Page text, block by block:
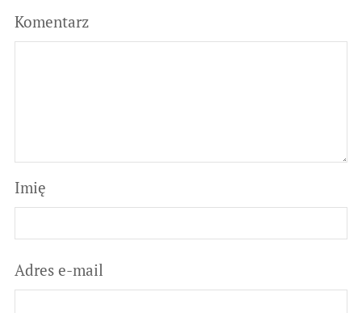
Komentarz
Imię
Adres e-mail